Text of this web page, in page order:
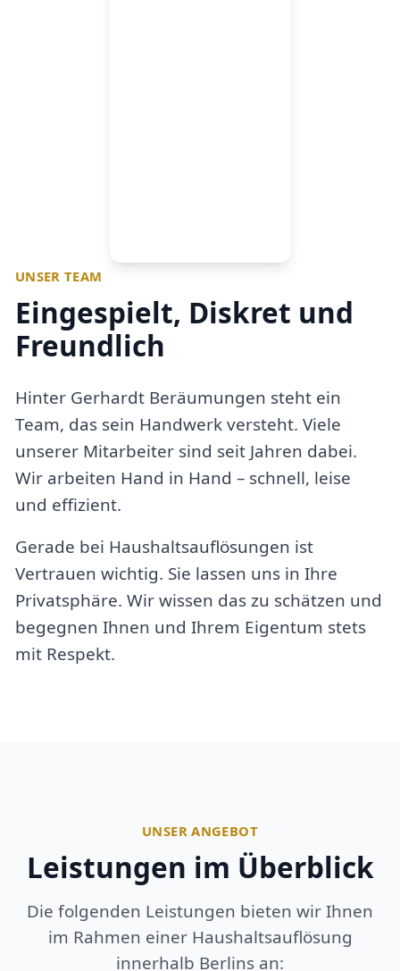
UNSER TEAM
Eingespielt, Diskret und
Freundlich
Hinter Gerhardt Beräumungen steht ein
Team, das sein Handwerk versteht. Viele
unserer Mitarbeiter sind seit Jahren dabei.
Wir arbeiten Hand in Hand – schnell, leise
und effizient.
Gerade bei Haushaltsauflösungen ist
Vertrauen wichtig. Sie lassen uns in Ihre
Privatsphäre. Wir wissen das zu schätzen und
begegnen Ihnen und Ihrem Eigentum stets
mit Respekt.
UNSER ANGEBOT
Leistungen im Überblick
Die folgenden Leistungen bieten wir Ihnen
im Rahmen einer Haushaltsauflösung
innerhalb Berlins an: